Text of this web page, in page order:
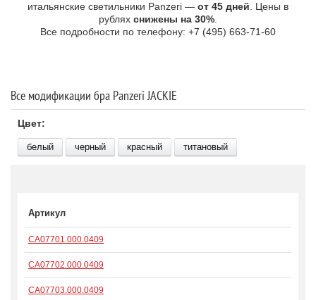
итальянские светильники Panzeri — от 45 дней . Цены в
рублях снижены на 30%
Все подробности по телефону: +7 (495) 663-71-60
Все модификации бра Panzeri JACKIE
Цвет:
белый черный красный титановый
Артикул
CA07701.000.0409
CA07702.000.0409
CA07703.000.0409